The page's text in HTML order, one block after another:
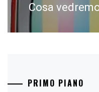
Next
post:
Cosa
PRIMO PIANO